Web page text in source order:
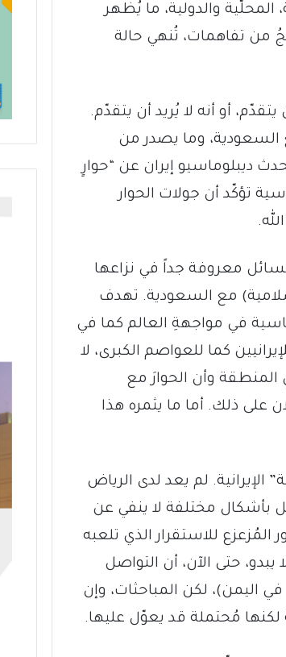
والدولية، ما يُظهر
من تفاهمات، تُنهي حالة
أو أنه لا يُريد أن يتقدّم.
وما يصدر من
ديبلوماسيو إيران عن “حوارٍ
تؤكّد أن جولات الحوار
مسائل معروفة جداً في نزاعها
مع السعودية. تهدف
في مواجهةِ العالم كما في
كما للعواصم الكبرى، لا
وأن الحوارَ مع
على ذلك. أما ما يثمره هذا
لم يعد لدى الرياض
بأشكال مختلفة لا ينفي عن
المُزعزع للاستقرار الذي تلعبه
حتى الآن، أن التواصل
اليمن)، لكن المباحثات، وإن
لكنها مُحتملة قد يعوّل عليها.